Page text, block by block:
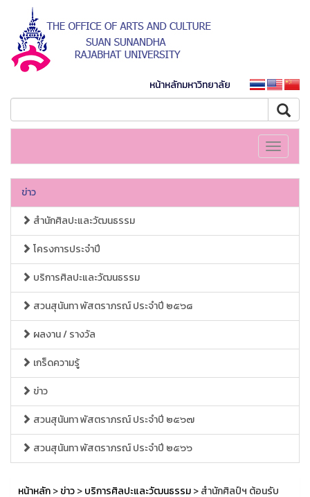
หน้าหลักมหาวิทยาลัย
Toggle
ข่าว
สำนักศิลปะและวัฒนธรรม
โครงการประจำปี
บริการศิลปะและวัฒนธรรม
สวนสุนันทา พัสตราภรณ์ ประจำปี ๒๕๖๘
ผลงาน / รางวัล
เกร็ดความรู้
ข่าว
สวนสุนันทา พัสตราภรณ์ ประจำปี ๒๕๖๗
สวนสุนันทา พัสตราภรณ์ ประจำปี ๒๕๖๖
หน้าหลัก>ข่าว>บริการศิลปะและวัฒนธรรม> สำนักศิลป์ฯ ต้อนรับ